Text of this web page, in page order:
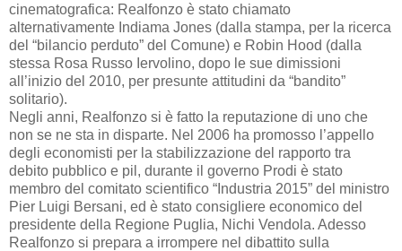
cinematografica: Realfonzo è stato chiamato
alternativamente Indiama Jones (dalla stampa, per la ricerca
del “bilancio perduto” del Comune) e Robin Hood (dalla
stessa Rosa Russo Iervolino, dopo le sue dimissioni
all’inizio del 2010, per presunte attitudini da “bandito”
solitario).
Negli anni, Realfonzo si è fatto la reputazione di uno che
non se ne sta in disparte. Nel 2006 ha promosso l’appello
degli economisti per la stabilizzazione del rapporto tra
debito pubblico e pil, durante il governo Prodi è stato
membro del comitato scientifico “Industria 2015” del ministro
Pier Luigi Bersani, ed è stato consigliere economico del
presidente della Regione Puglia, Nichi Vendola. Adesso
Realfonzo si prepara a irrompere nel dibattito sulla